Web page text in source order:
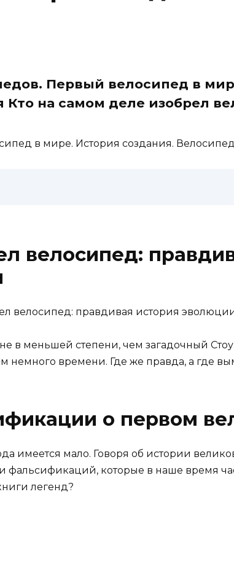
Первый велосипед в
на самом деле изобрел
в мире. История создания.
велосипед:
велосипед: правдивая история
в меньшей степени, чем загадочный
немного времени. Где же правда, а где
о первом
имеется мало. Говоря об истории
фальсификаций, которые в наше время
легенд?